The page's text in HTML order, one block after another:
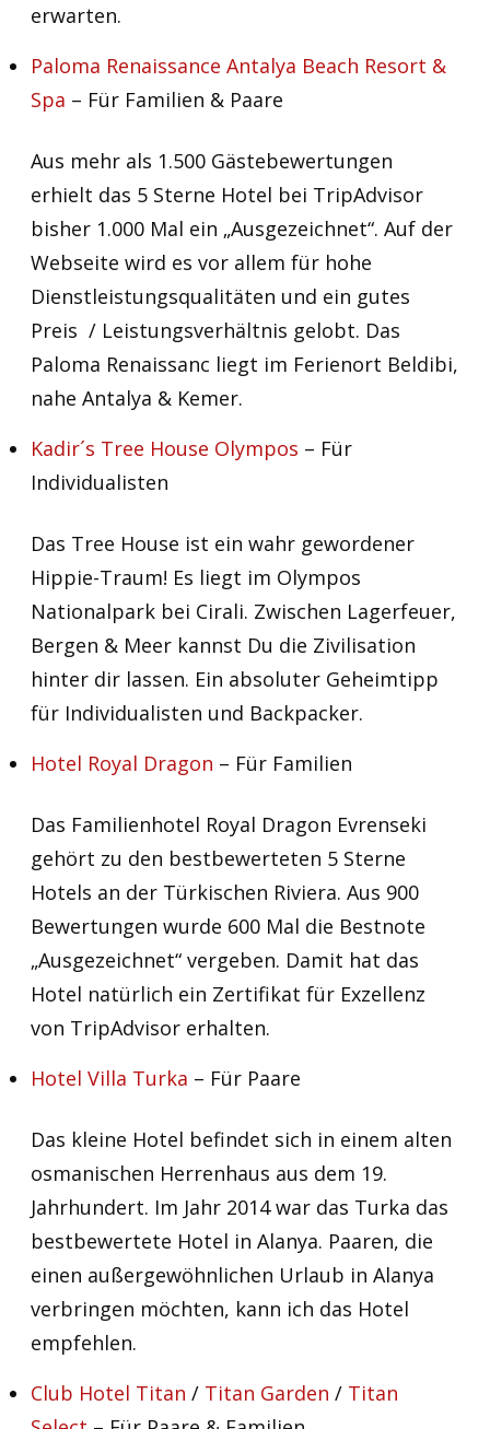
erwarten.
Paloma Renaissance Antalya Beach Resort &
Spa – Für Familien & Paare
Aus mehr als 1.500 Gästebewertungen
erhielt das 5 Sterne Hotel bei TripAdvisor
bisher 1.000 Mal ein „Ausgezeichnet“. Auf der
Webseite wird es vor allem für hohe
Dienstleistungsqualitäten und ein gutes
Preis / Leistungsverhältnis gelobt. Das
Paloma Renaissanc liegt im Ferienort Beldibi,
nahe Antalya & Kemer.
Kadir´s Tree House Olympos – Für
Individualisten
Das Tree House ist ein wahr gewordener
Hippie-Traum! Es liegt im Olympos
Nationalpark bei Cirali. Zwischen Lagerfeuer,
Bergen & Meer kannst Du die Zivilisation
hinter dir lassen. Ein absoluter Geheimtipp
für Individualisten und Backpacker.
Hotel Royal Dragon – Für Familien
Das Familienhotel Royal Dragon Evrenseki
gehört zu den bestbewerteten 5 Sterne
Hotels an der Türkischen Riviera. Aus 900
Bewertungen wurde 600 Mal die Bestnote
„Ausgezeichnet“ vergeben. Damit hat das
Hotel natürlich ein Zertifikat für Exzellenz
von TripAdvisor erhalten.
Hotel Villa Turka – Für Paare
Das kleine Hotel befindet sich in einem alten
osmanischen Herrenhaus aus dem 19.
Jahrhundert. Im Jahr 2014 war das Turka das
bestbewertete Hotel in Alanya. Paaren, die
einen außergewöhnlichen Urlaub in Alanya
verbringen möchten, kann ich das Hotel
empfehlen.
Club Hotel Titan / Titan Garden / Titan